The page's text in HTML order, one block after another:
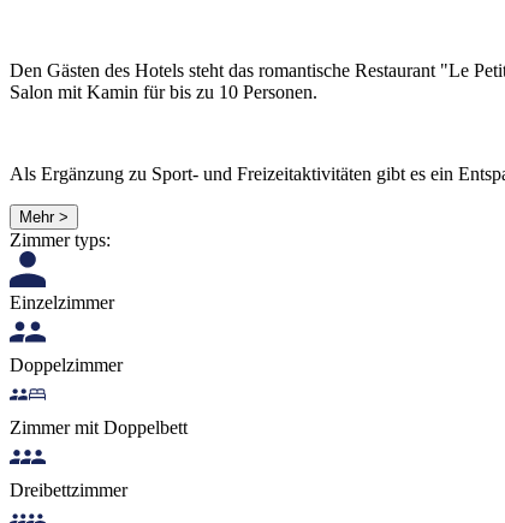
Den Gästen des Hotels steht das romantische Restaurant "Le
Salon mit Kamin für bis zu 10 Personen.
Als Ergänzung zu Sport- und Freizeitaktivitäten gibt es ein
Mehr >
Zimmer typs:
Einzelzimmer
Doppelzimmer
Zimmer mit Doppelbett
Dreibettzimmer